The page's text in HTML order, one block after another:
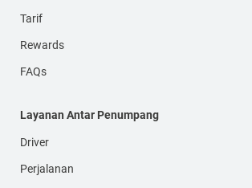
Tarif
Rewards
FAQs
Layanan Antar Penumpang
Driver
Perjalanan